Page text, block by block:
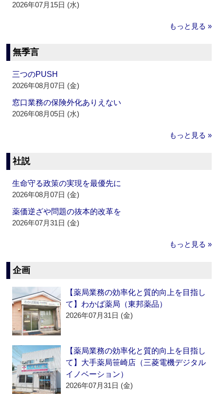
2026年07月15日 (水)
もっと見る »
無季言
三つのPUSH
2026年08月07日 (金)
窓口業務の保険外化ありえない
2026年08月05日 (水)
もっと見る »
社説
生命守る政策の実現を最優先に
2026年08月07日 (金)
薬価逆ざや問題の抜本的改革を
2026年07月31日 (金)
もっと見る »
企画
【薬局業務の効率化と質的向上を目指し
て】わかば薬局（東邦薬品）
2026年07月31日 (金)
【薬局業務の効率化と質的向上を目指し
て】大手薬局笹崎店（三菱電機デジタル
イノベーション）
2026年07月31日 (金)